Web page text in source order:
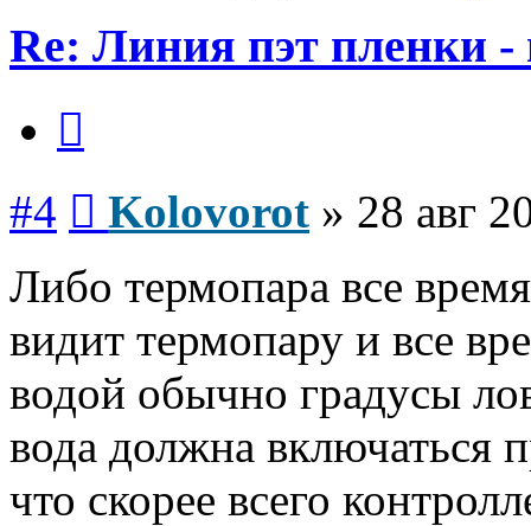
Re: Линия пэт пленки -
#4 Kolovorot » 28 авг
Либо термопара все
видит термопару и все
водой обычно градусы
вода должна включаться
что скорее всего